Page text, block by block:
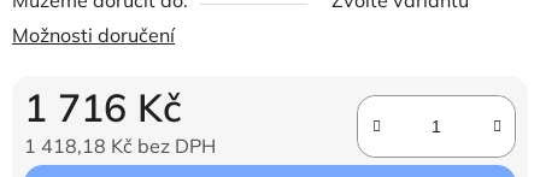
Možnosti doručení
1 716 Kč
1 418,18 Kč bez DPH